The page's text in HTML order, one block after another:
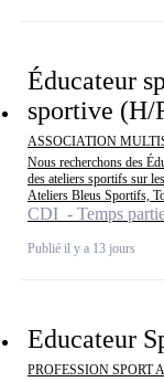
Éducateur
sportive (H/
ASSOCIATION
Nous recherchons des
des ateliers sportifs sur
Ateliers Bleus Sportifs,
CDI - Temps
Publié il y a 13 jours
Educateur
PROFESSION SPORT